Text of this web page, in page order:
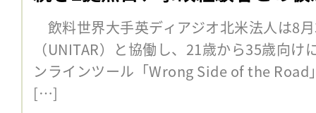
話
飲料世界大手英ディアジオ北米法人は8
（UNITAR）と協働し、21歳から35歳向
ンラインツール「Wrong Side of the Road
[…]